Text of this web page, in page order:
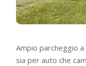
Ampio parcheggio
sia per auto che